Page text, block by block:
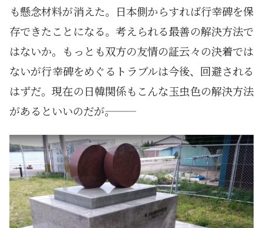
も懸念材料が消えた。日本側からすれば行幸碑を保
存できたことになる。考えられる最善の解決方法で
はないか。もっとも双方の友情の証云々の決着では
ないが行幸碑をめぐるトラブルは今後、回避される
はずだ。現在の日韓関係もこんな玉虫色の解決方法
があるといいのだが―――。